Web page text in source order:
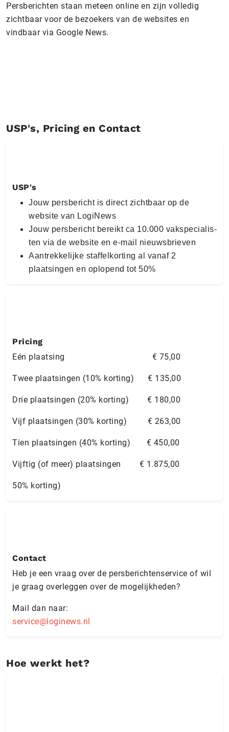
Persberichten staan meteen online en zijn volledig
zichtbaar voor de bezoekers van de websites en
vindbaar via Google News.
USP's, Pricing en Contact
USP's
Jouw persbericht is direct zichtbaar op de
website van LogiNews
Jouw persbericht bereikt ca 10.000 vak­spe­ci­a­lis­
ten via de website en e-mail nieuws­brie­ven
Aan­trek­ke­lij­ke staf­fel­kor­ting al vanaf 2
plaatsingen en oplopend tot 50%
Pricing
Eén plaatsing € 75,00
Twee plaatsingen (10% korting) € 135,00
Drie plaatsingen (20% korting) € 180,00
Vijf plaatsingen (30% korting) € 263,00
Tien plaatsingen (40% korting) € 450,00
Vijftig (of meer) plaatsingen € 1.875,00
50% korting)
Contact
Heb je een vraag over de pers­be­rich­ten­ser­vi­ce of wil
je graag overleggen over de mo­ge­lijk­he­den?
Mail dan naar:
service@loginews.nl
Hoe werkt het?